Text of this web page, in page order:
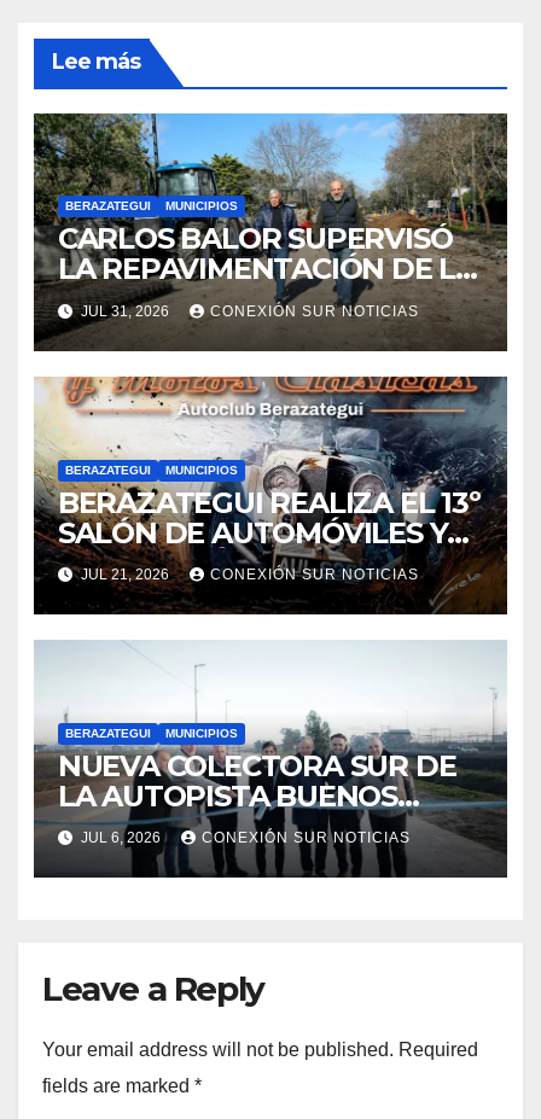
Lee más
BERAZATEGUI MUNICIPIOS
CARLOS BALOR SUPERVISÓ
LA REPAVIMENTACIÓN DE LA
AVENIDA AGOTE EN
RANELAGH
JUL 31, 2026 CONEXIÓN SUR NOTICIAS
BERAZATEGUI MUNICIPIOS
BERAZATEGUI REALIZA EL 13º
SALÓN DE AUTOMÓVILES Y
MOTOS CLÁSICAS
JUL 21, 2026 CONEXIÓN SUR NOTICIAS
BERAZATEGUI MUNICIPIOS
NUEVA COLECTORA SUR DE
LA AUTOPISTA BUENOS
AIRES-LA PLATA
JUL 6, 2026 CONEXIÓN SUR NOTICIAS
Leave a Reply
Your email address will not be published. Required
fields are marked *